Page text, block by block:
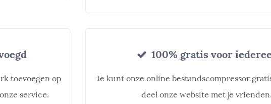
toevoegen op
service.
100% gratis voor
Je kunt onze online bestandscompressor
deel onze website met je vrienden.